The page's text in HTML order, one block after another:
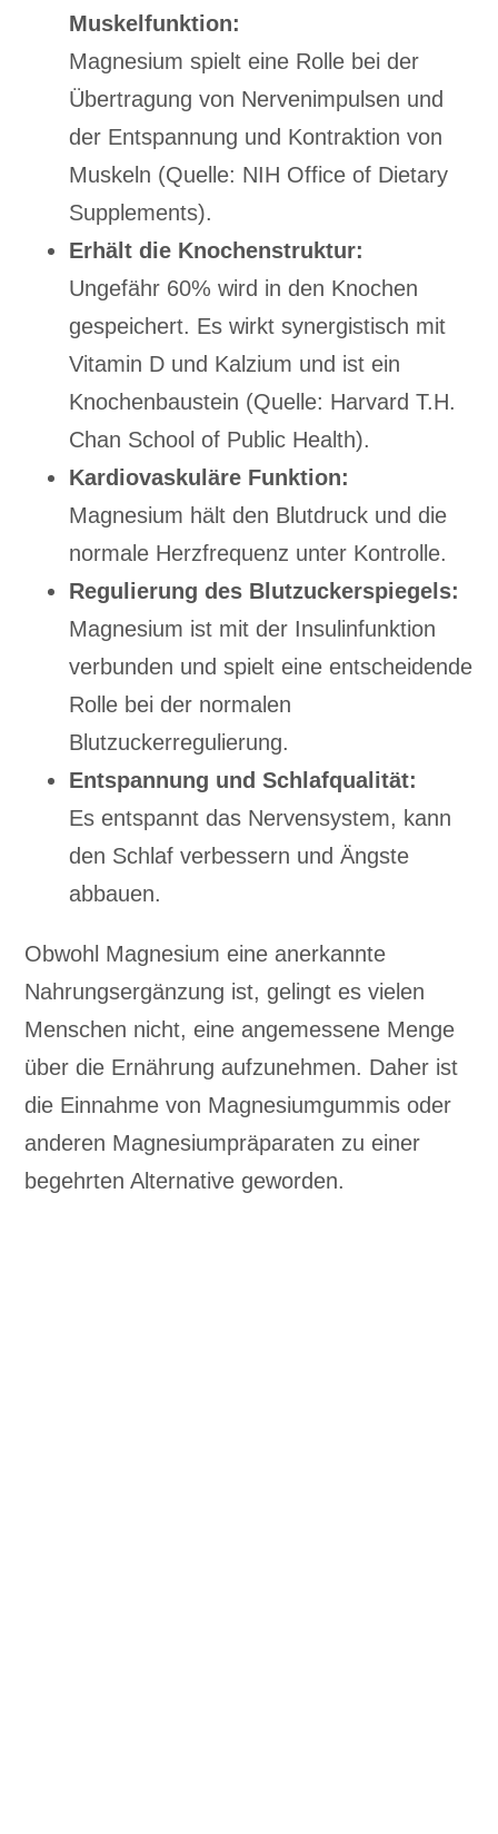
Muskelfunktion:
Magnesium spielt eine Rolle bei der
Übertragung von Nervenimpulsen und
der Entspannung und Kontraktion von
Muskeln (Quelle: NIH Office of Dietary
Supplements).
Erhält die Knochenstruktur:
Ungefähr 60% wird in den Knochen
gespeichert. Es wirkt synergistisch mit
Vitamin D und Kalzium und ist ein
Knochenbaustein (Quelle: Harvard T.H.
Chan School of Public Health).
Kardiovaskuläre Funktion:
Magnesium hält den Blutdruck und die
normale Herzfrequenz unter Kontrolle.
Regulierung des Blutzuckerspiegels:
Magnesium ist mit der Insulinfunktion
verbunden und spielt eine entscheidende
Rolle bei der normalen
Blutzuckerregulierung.
Entspannung und Schlafqualität:
Es entspannt das Nervensystem, kann
den Schlaf verbessern und Ängste
abbauen.
Obwohl Magnesium eine anerkannte
Nahrungsergänzung ist, gelingt es vielen
Menschen nicht, eine angemessene Menge
über die Ernährung aufzunehmen. Daher ist
die Einnahme von Magnesiumgummis oder
anderen Magnesiumpräparaten zu einer
begehrten Alternative geworden.